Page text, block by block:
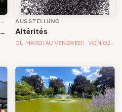
VISITES GUIDÉES DE L'OFFICE DE TOURISME
À la conquête des sentiers secrets d'Ivoz-Ramet
AUSSTELLUNG
Altérités